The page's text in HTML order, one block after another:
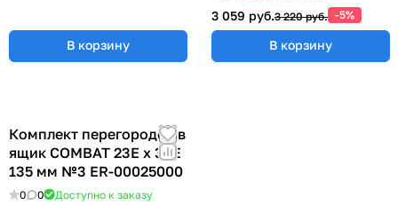
В корзину
3 059 руб.3 220 руб. -5%
В корзину
Комплект перегородок в
ящик COMBAT 23Е х 36Е
135 мм №3 ER-00025000
0 0 Доступно к заказу